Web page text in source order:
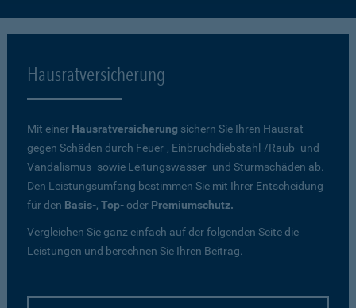
Hausratversicherung
Mit einer Hausratversicherung sichern Sie Ihren Hausrat
gegen Schäden durch Feuer-, Einbruchdiebstahl-/Raub- und
Vandalismus- sowie Leitungswasser- und Sturmschäden ab.
Den Leistungsumfang bestimmen Sie mit Ihrer Entscheidung
für den Basis-, Top-oder Premiumschutz.
Vergleichen Sie ganz einfach auf der folgenden Seite die
Leistungen und berechnen Sie Ihren Beitrag.